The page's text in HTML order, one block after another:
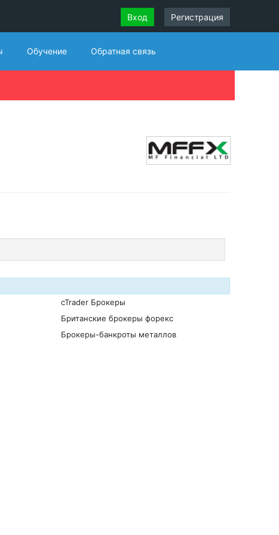
Вход Регистрация
Обучение Обратная связь
cTrader Брокеры
Британские брокеры форекс
Брокеры-банкроты металлов